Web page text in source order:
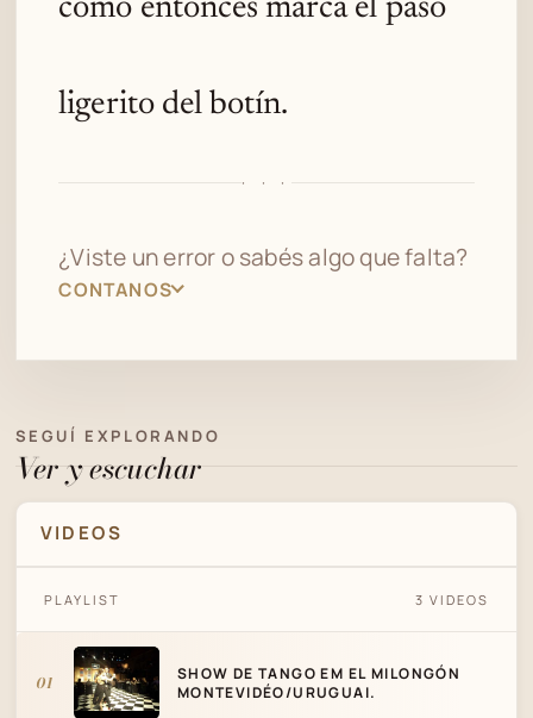
como entonces marca el paso
ligerito del botín.
· · ·
¿Viste un error o sabés algo que falta?
CONTANOS
SEGUÍ EXPLORANDO
Ver y escuchar
VIDEOS
PLAYLIST 3 VIDEOS
01
SHOW DE TANGO EM EL MILONGÓN
MONTEVIDÉO/URUGUAI.